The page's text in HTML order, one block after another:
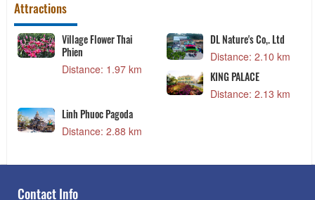
Attractions
Village Flower Thai
Phien
Distance: 1.97 km
DL Nature's Co,. Ltd
Distance: 2.10 km
KING PALACE
Distance: 2.13 km
Linh Phuoc Pagoda
Distance: 2.88 km
Contact Info